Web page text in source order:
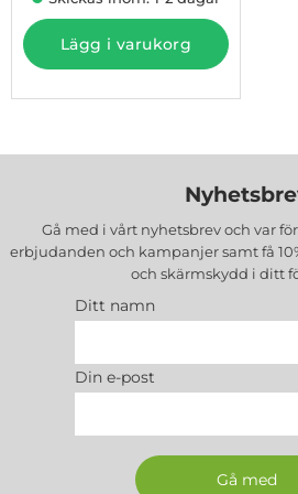
Lägg i varukorg
Gå med i vårt nyhetsbrev och var
erbjudanden och kampanjer samt få
och skärmskydd i ditt
Ditt namn
Din e-post